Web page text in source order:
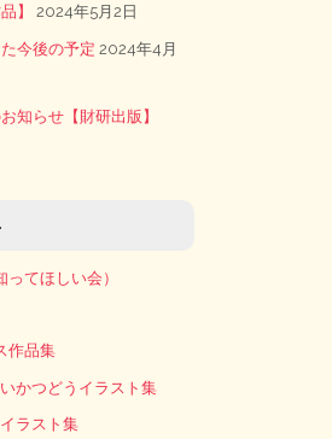
】
2024年5月2日
今後の予定 2024年4月
知らせ【財研出版】
てほしい会）
作品集
かつどうイラスト集
ラスト集